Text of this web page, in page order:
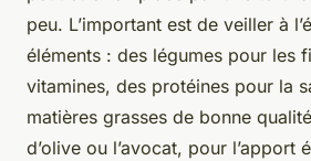
peu. L’important est de veiller à
éléments : des légumes pour les
vitamines, des protéines pour la
matières grasses de bonne
d’olive ou l’avocat, pour l’apport